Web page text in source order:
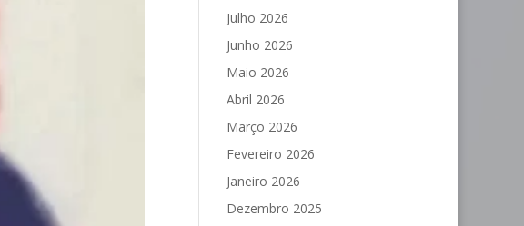
Julho 2026
Junho 2026
Maio 2026
Abril 2026
Março 2026
Fevereiro 2026
Janeiro 2026
Dezembro 2025